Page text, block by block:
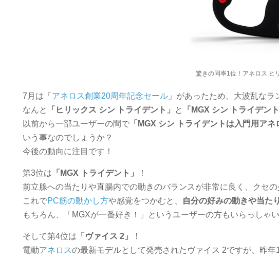
驚きの同率1位！アネロス ヒ
7月は「 アネロス創業20周年記念セール 」があったため、大波乱なラ
なんと
「ヒリックス シン トライデント」 と 「MGX シン トライデント
以前から一部ユーザーの間で 「MGX シン トライデントは入門用ア
いう事なのでしょうか？
今後の動向に注目です！
第3位は 「MGX トライデント」
！
前立腺への当たりや直腸内での動きのバランスが非常に良く、クセ
これでPC筋の動かし方や感覚をつかむと、 自分の好みの動きや当た
もちろん、「MGXが一番好き！」というユーザーの方もいらっしゃい
そして第4位は 「ヴァイス 2」
！
電動アネロスの最新モデルとして発売されたヴァイス 2ですが、昨年